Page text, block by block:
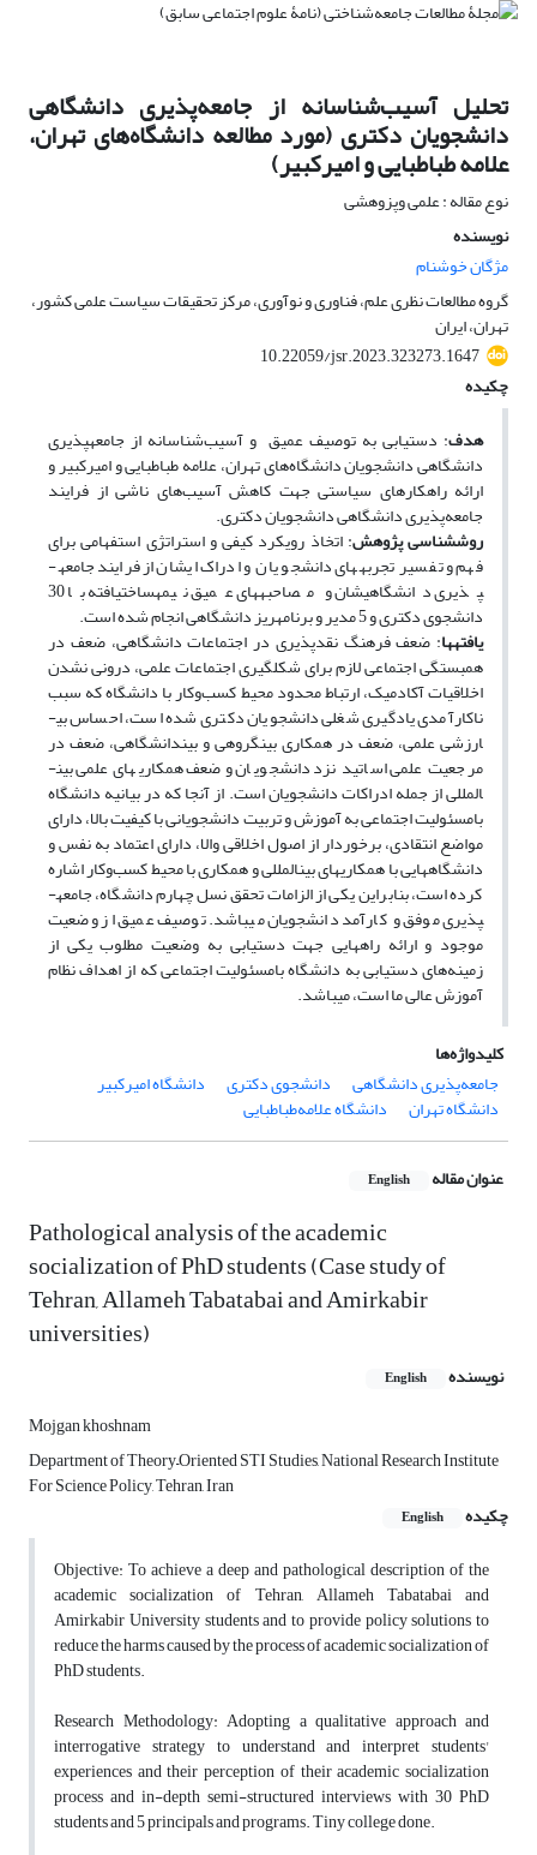
تحلیل آسیب‌شناسانه از جامعه‌پذیری دانشگاهی
دانشجویان دکتری (مورد مطالعه دانشگاه‌های تهران،
علامه طباطبایی و امیرکبیر)
نوع مقاله : علمی وپزوهشی
نویسنده
مژگان خوشنام
گروه مطالعات نظری علم، فناوری و نوآوری، مرکز تحقیقات سیاست علمی کشور،
تهران، ایران
10.22059/jsr.2023.323273.1647
چکیده
هدف: دستیابی به توصیف عمیق و آسیب‌شناسانه از جامعه­پذیری
دانشگاهی دانشجویان دانشگاه‌های تهران، علامه طباطبایی و امیرکبیر و
ارائه راهکارهای سیاستی جهت کاهش آسیب‌های ناشی از فرایند
جامعه‌پذیری دانشگاهی دانشجویان دکتری.
روش­شناسی پژوهش: اتخاذ رویکرد کیفی و استراتژی استفهامی برای
فهم و تفسیر تجربه­های دانشجویان و ادراک ایشان از فرایند جامعه­
پذیری دانشگاهی­شان و مصاحبه­های عمیق نیمه­ساخت­یافته با 30
دانشجوی دکتری و 5 مدیر و برنامه­ریز دانشگاهی انجام شده است.
یافته­ها: ضعف فرهنگ نقدپذیری در اجتماعات دانشگاهی، ضعف در
همبستگی اجتماعی لازم برای شکل­گیری اجتماعات علمی، درونی نشدن
اخلاقیات آکادمیک، ارتباط محدود محیط کسب‌وکار با دانشگاه که سبب
ناکارآمدی یادگیری شغلی دانشجویان دکتری شده است، احساس بی­
ارزشی علمی، ضعف در همکاری بین­گروهی و بین­دانشگاهی، ضعف در
مرجعیت علمی اساتید نزد دانشجویان و ضعف همکاری­های علمی بین­
المللی از جمله ادراکات دانشجویان است. از آنجا که در بیانیه دانشگاه
با­مسئولیت اجتماعی به آموزش و تربیت دانشجویانی با کیفیت بالا، دارای
مواضع انتقادی، برخوردار از اصول اخلاقی والا، دارای اعتماد به نفس و
دانشگاه­هایی با همکاری­های بین­المللی و همکاری با محیط کسب‌وکار اشاره
کرده است، بنابراین یکی از الزامات تحقق نسل چهارم دانشگاه، جامعه­
پذیری موفق و کارآمد دانشجویان می­باشد. توصیف عمیق از وضعیت
موجود و ارائه راه­هایی جهت دستیابی به وضعیت مطلوب یکی از
زمینه‌های دستیابی به دانشگاه با­­­مسئولیت اجتماعی که از اهداف نظام
آموزش عالی ما است، می­باشد.
کلیدواژه‌ها
جامعه‌پذیری دانشگاهی
دانشجوی دکتری دانشگاه امیرکبیر
دانشگاه تهران دانشگاه علامه‌طباطبایی‌
عنوان مقاله English
Pathological analysis of the academic
socialization of PhD students (Case study of
Tehran, Allameh Tabatabai and Amirkabir
universities)
نویسنده English
Mojgan khoshnam
Department of Theory–Oriented STI Studies, National Research Institute
For Science Policy, Tehran, Iran
چکیده
English
Objective: To achieve a deep and pathological description of the
academic socialization of Tehran, Allameh Tabatabai and
Amirkabir University students and to provide policy solutions to
reduce the harms caused by the process of academic socialization of
PhD students.
Research Methodology: Adopting a qualitative approach and
interrogative strategy to understand and interpret students'
experiences and their perception of their academic socialization
process and in-depth semi-structured interviews with 30 PhD
students and 5 principals and programs. Tiny college done.